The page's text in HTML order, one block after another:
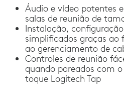
Áudio e vídeo potentes
salas de reunião de
Instalação,
simplificados graças
ao gerenciamento de
Controles de reunião
quando pareados com
toque Logitech Tap